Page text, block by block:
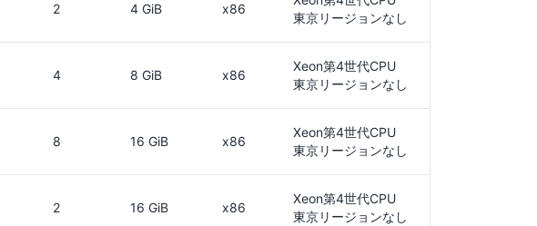
2 4 GiB x86
東京リージョンなし
4 8 GiB x86
Xeon第4世代CPU
東京リージョンなし
8 16 GiB x86
Xeon第4世代CPU
東京リージョンなし
2 16 GiB x86
Xeon第4世代CPU
東京リージョンなし